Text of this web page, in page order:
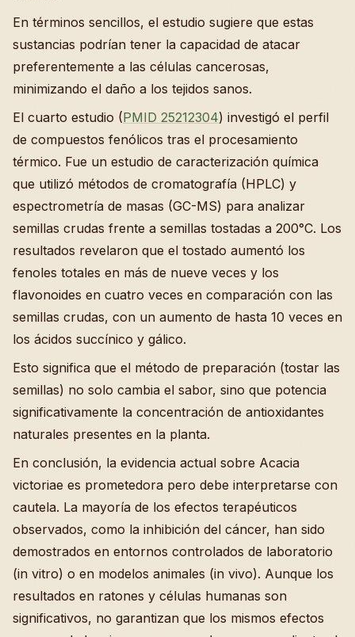
En términos sencillos, el estudio sugiere que estas
sustancias podrían tener la capacidad de atacar
preferentemente a las células cancerosas,
minimizando el daño a los tejidos sanos.
El cuarto estudio (PMID 25212304) investigó el perfil
de compuestos fenólicos tras el procesamiento
térmico. Fue un estudio de caracterización química
que utilizó métodos de cromatografía (HPLC) y
espectrometría de masas (GC-MS) para analizar
semillas crudas frente a semillas tostadas a 200°C. Los
resultados revelaron que el tostado aumentó los
fenoles totales en más de nueve veces y los
flavonoides en cuatro veces en comparación con las
semillas crudas, con un aumento de hasta 10 veces en
los ácidos succínico y gálico.
Esto significa que el método de preparación (tostar las
semillas) no solo cambia el sabor, sino que potencia
significativamente la concentración de antioxidantes
naturales presentes en la planta.
En conclusión, la evidencia actual sobre Acacia
victoriae es prometedora pero debe interpretarse con
cautela. La mayoría de los efectos terapéuticos
observados, como la inhibición del cáncer, han sido
demostrados en entornos controlados de laboratorio
(in vitro) o en modelos animales (in vivo). Aunque los
resultados en ratones y células humanas son
significativos, no garantizan que los mismos efectos